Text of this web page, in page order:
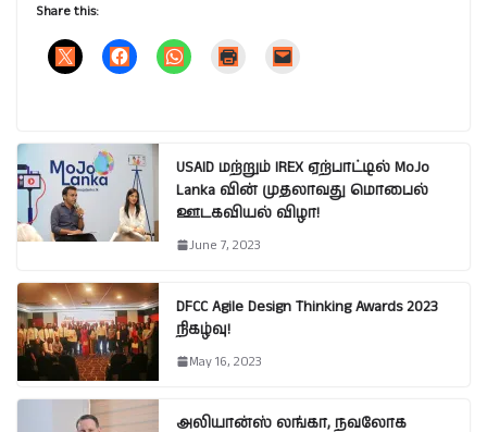
Share this:
USAID மற்றும் IREX ஏற்பாட்டில் MoJo
Lanka வின் முதலாவது மொபைல்
ஊடகவியல் விழா!
June 7, 2023
DFCC Agile Design Thinking Awards 2023
நிகழ்வு!
May 16, 2023
அலியான்ஸ் லங்கா, நவலோக